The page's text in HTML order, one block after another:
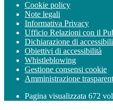
Cookie policy
Note legali
Informativa Privacy
Ufficio Relazioni con il
Dichiarazione di
Obiettivi di accessibilità
Whistleblowing
Gestione consensi cookie
Amministrazione
Pagina visualizzata 672